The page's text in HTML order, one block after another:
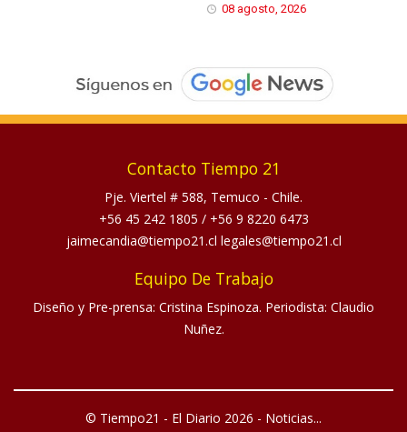
08 agosto, 2026
Contacto Tiempo 21
Pje. Viertel # 588, Temuco - Chile.
+56 45 242 1805 / +56 9 8220 6473
jaimecandia@tiempo21.cl legales@tiempo21.cl
Equipo De Trabajo
Diseño y Pre-prensa: Cristina Espinoza. Periodista: Claudio
Nuñez.
© Tiempo21 - El Diario 2026 - Noticias...